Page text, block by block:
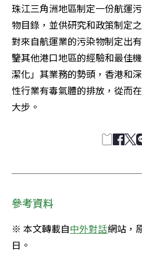
珠江三角洲地區制定一份航運
物目錄，並供研究和政策制定
對來自航運業的污染物制定出
鑒其他港口地區的經驗和最佳
潔化」其業務的勢頭，香港和
性行業有毒氣體的排放，從而
大步。
參考資料
※ 本文轉載自中外對話網站，
日。